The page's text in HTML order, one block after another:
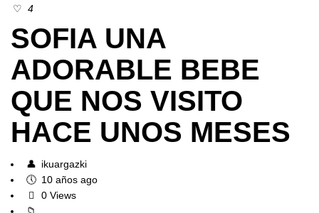
4
SOFIA UNA
ADORABLE BEBE
QUE NOS VISITO
HACE UNOS MESES
ikuargazki
10 años ago
0 Views